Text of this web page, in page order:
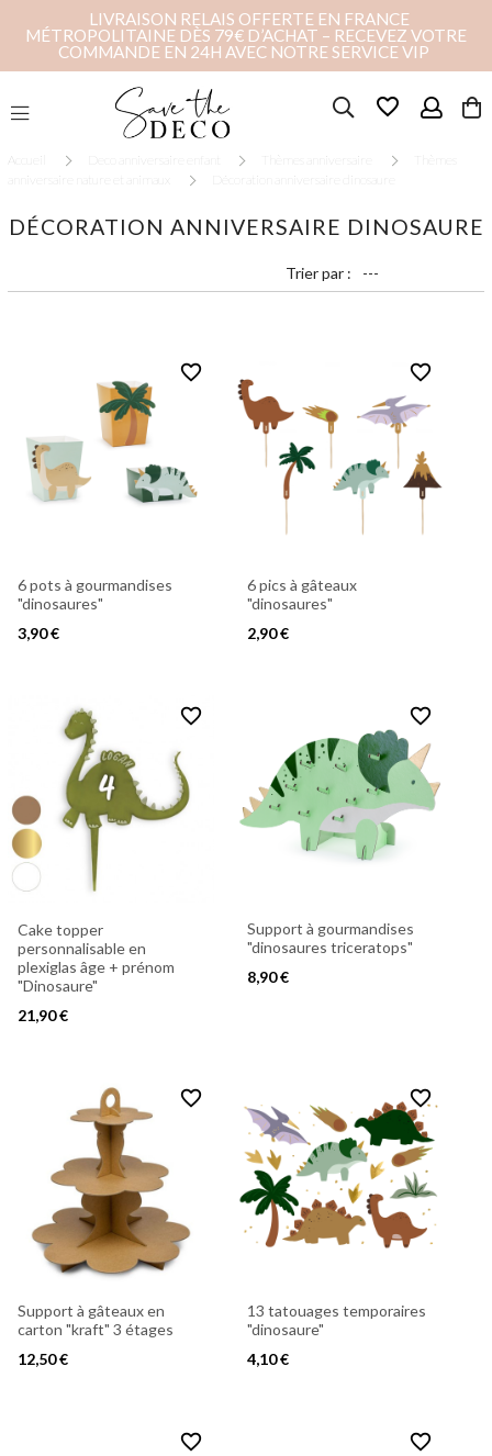
LIVRAISON RELAIS OFFERTE EN FRANCE
MÉTROPOLITAINE DÈS 79€ D’ACHAT – RECEVEZ VOTRE
COMMANDE EN 24H AVEC NOTRE SERVICE VIP
favorite_border
Accueil Deco anniversaire enfant Thèmes anniversaire
anniversaire nature et animaux
Décoration anniversaire dinosaure
DÉCORATION ANNIVERSAIRE DINOSAURE
Trier par :
favorite_border
6 pots à gourmandises
"dinosaures"
3,90 €
favorite_border
6 pics à gâteaux
"dinosaures"
2,90 €
favorite_border
Cake topper
personnalisable en
plexiglas âge + prénom
"Dinosaure"
21,90 €
favorite_border
Support à gourmandises
"dinosaures triceratops"
8,90 €
favorite_border
Support à gâteaux en
carton "kraft" 3 étages
12,50 €
favorite_border
13 tatouages temporaires
"dinosaure"
4,10 €
favorite_border favorite_border